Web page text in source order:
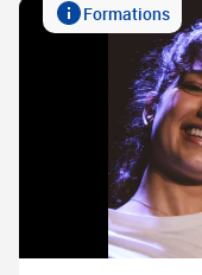
Formations